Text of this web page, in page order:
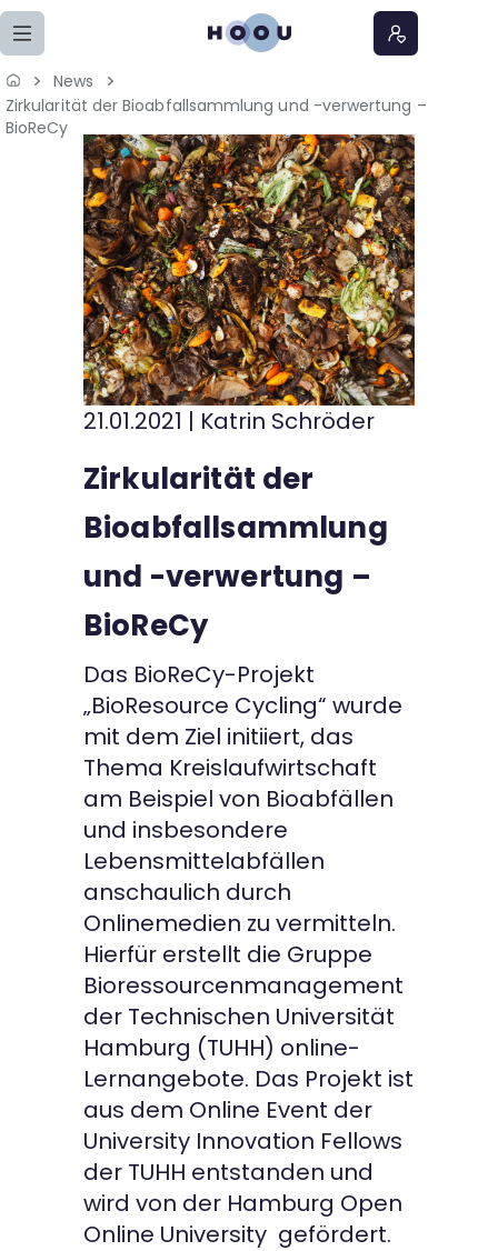
Zum Seiteninhalt springen
Home
Lernangebote
Podcasts
Meine Lernangebote
News
Veranstaltungen
Über uns
Kontakt
News
Zirkularität der Bioabfallsammlung und -verwertung –
BioReCy
21.01.2021 | Katrin Schröder
Zirkularität der
Bioabfallsammlung
und -verwertung –
BioReCy
Das BioReCy-Projekt
„BioResource Cycling“ wurde
mit dem Ziel initiiert, das
Thema Kreislaufwirtschaft
am Beispiel von Bioabfällen
und insbesondere
Lebensmittelabfällen
anschaulich durch
Onlinemedien zu vermitteln.
Hierfür erstellt die Gruppe
Bioressourcenmanagement
der Technischen Universität
Hamburg (TUHH) online-
Lernangebote. Das Projekt ist
aus dem Online Event der
University Innovation Fellows
der TUHH entstanden und
wird von der Hamburg Open
Online University gefördert.